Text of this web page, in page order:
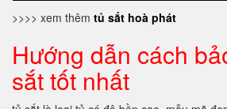
>>>> xem thêm tủ sắt hoà phát
Hướng dẫn cách
sắt tốt nhất